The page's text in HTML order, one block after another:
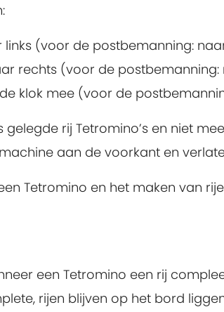
links (voor de postbemanning:
rechts (voor de postbemanning:
klok mee (voor de
rij Tetromino’s en niet
aan de voorkant en
Tetromino en het maken van
een Tetromino een rij
rijen blijven op het bord